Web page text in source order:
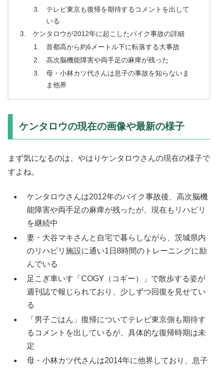
テレビ東京も復帰を期待するコメントを出して
いる
ケンタロウが2012年に起こしたバイク事故の詳細
首都高から約6メートル下に転落する大事故
高次脳機能障害や両手足の麻痺が残った
母・小林カツ代さんは息子の事故を知らないま
ま他界
ケンタロウの現在の画像や最新の様子
まず気になるのは、やはりケンタロウさんの現在の様子で
すよね。
ケンタロウさんは2012年のバイク事故後、高次脳機
能障害や両手足の麻痺が残ったが、現在もリハビリ
を継続中
妻・大谷マキさんと自宅で暮らしながら、茨城県内
のリハビリ施設に通い1日8時間のトレーニングに励
んでいる
足こぎ車いす「COGY（コギー）」で散歩する姿が
週刊誌で報じられており、少しずつ回復を見せてい
る
「男子ごはん」復帰についてテレビ東京側も期待す
るコメントを出しているが、具体的な復帰時期は未
定
母・小林カツ代さんは2014年に他界しており、息子